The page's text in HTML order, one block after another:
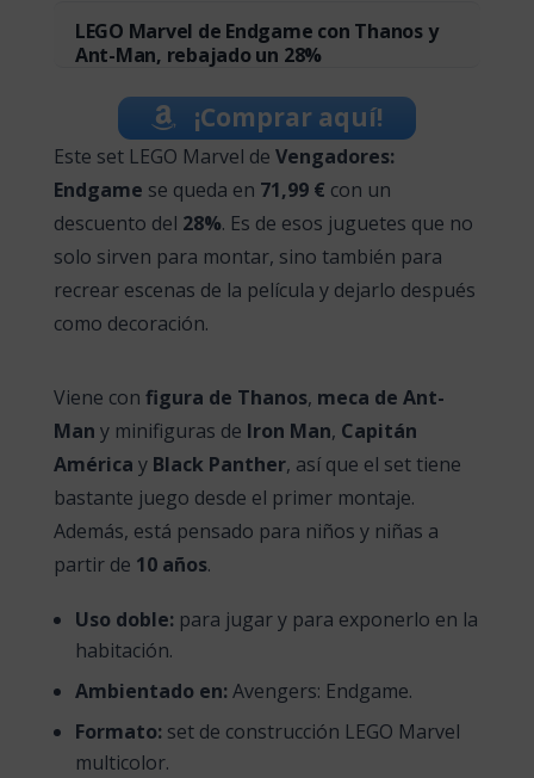
LEGO Marvel de Endgame con Thanos y
Ant-Man, rebajado un 28%
¡Comprar aquí!
Este set LEGO Marvel de Vengadores:
Endgame se queda en 71,99 € con un
descuento del 28%. Es de esos juguetes que no
solo sirven para montar, sino también para
recrear escenas de la película y dejarlo después
como decoración.
Viene con figura de Thanos, meca de Ant-
Man y minifiguras de Iron Man, Capitán
América y Black Panther, así que el set tiene
bastante juego desde el primer montaje.
Además, está pensado para niños y niñas a
partir de 10 años.
Uso doble: para jugar y para exponerlo en la
habitación.
Ambientado en:Avengers: Endgame.
Formato: set de construcción LEGO Marvel
multicolor.